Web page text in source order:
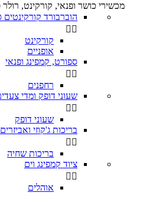
מכשירי כושר ופנאי, קורקינט, רולר
הוברבורד קורקינטים
 
קורקינט
אופניים
ספורט, קמפינג ופנאי
 
רחפנים
שעוני דופק ומדי
 
שעוני דופק
בריכות ג'קוזי ואביזרים
 
בריכות שחיה
ציוד קמפינג וים
 
אוהלים